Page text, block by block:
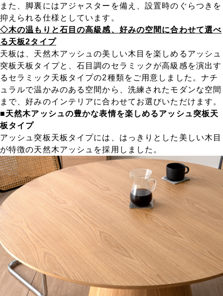
また、脚裏にはアジャスターを備え、設置時のぐらつきを
抑えられる仕様としています。
◇木の温もりと石目の高級感、好みの空間に合わせて選べ
る天板2タイプ
天板は、天然木アッシュの美しい木目を楽しめるアッシュ
突板天板タイプと、石目調のセラミックが高級感を演出す
るセラミック天板タイプの2種類をご用意しました。ナチ
ュラルで温かみのある空間から、洗練されたモダンな空間
まで、好みのインテリアに合わせてお選びいただけます。
■天然木アッシュの豊かな表情を楽しめるアッシュ突板天
板タイプ
アッシュ突板天板タイプには、はっきりとした美しい木目
が特徴の天然木アッシュを採用しました。